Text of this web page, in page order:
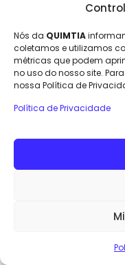
Nós da QUIMTIA
coletamos e utilizamos
métricas que podem
no uso do nosso site.
nossa Política de
Política de Privacidade
Copyright ©